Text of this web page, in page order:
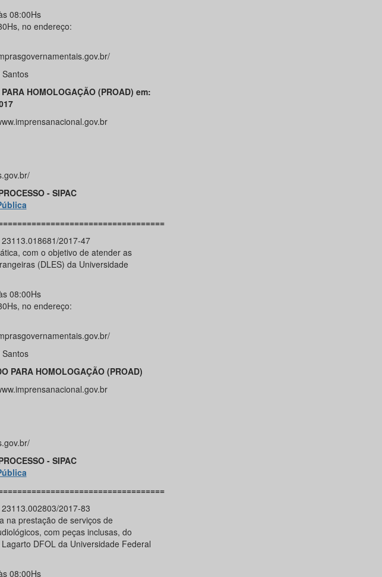
08:00Hs
no endereço:
HOMOLOGAÇÃO (PROAD) em:
- SIPAC
2017-47
com o objetivo de atender as
(DLES) da Universidade
08:00Hs
no endereço:
PARA HOMOLOGAÇÃO (PROAD)
- SIPAC
2017-83
na prestação de serviços de
com peças inclusas, do
DFOL da Universidade Federal
08:00Hs